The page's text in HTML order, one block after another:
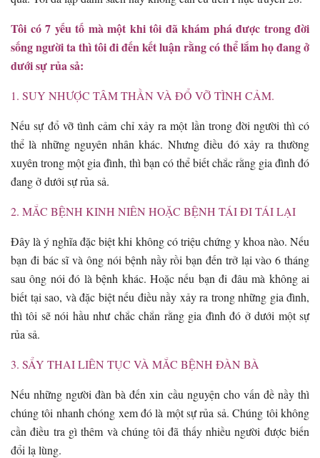
Tôi có 7 yếu tố mà một khi tôi đã khám phá được trong đời
sống người ta thì tôi đi đến kết luận rằng có thể lắm họ đang ở
dưới sự rủa sả:
1. SUY NHƯỢC TÂM THẦN VÀ ĐỔ VỠ TÌNH CẢM.
Nếu sự đổ vỡ tình cảm chỉ xảy ra một lần trong đời người thì có
thể là những nguyên nhân khác. Nhưng điều đó xảy ra thường
xuyên trong một gia đình, thì bạn có thể biết chắc rằng gia đình đó
đang ở dưới sự rủa sả.
2. MẮC BỆNH KINH NIÊN HOẶC BỆNH TÁI ĐI TÁI LẠI
Đây là ý nghĩa đặc biệt khi không có triệu chứng y khoa nào. Nếu
bạn đi bác sĩ và ông nói bệnh nầy rồi bạn đến trở lại vào 6 tháng
sau ông nói đó là bệnh khác. Hoặc nếu bạn đi đâu mà không ai
biết tại sao, và đặc biệt nếu điều nầy xảy ra trong những gia đình,
thì tôi sẽ nói hầu như chắc chắn rằng gia đình đó ở dưới một sự
rủa sả.
3. SẨY THAI LIÊN TỤC VÀ MẮC BỆNH ĐÀN BÀ
Nếu những người đàn bà đến xin cầu nguyện cho vấn đề nầy thì
chúng tôi nhanh chóng xem đó là một sự rủa sả. Chúng tôi không
cần điều tra gì thêm và chúng tôi đã thấy nhiều người được biến
đổi lạ lùng.